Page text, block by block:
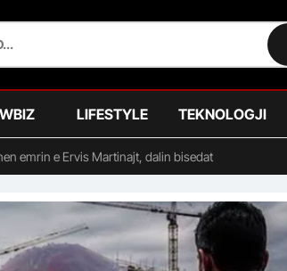
LIFESTYLE TEKNOLOGJI
emrin e Ervis Martinajt, dalin bisedat